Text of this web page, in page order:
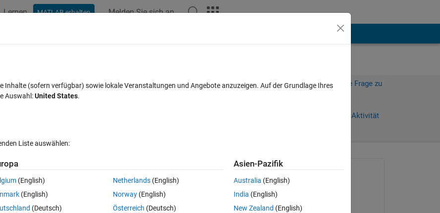
Lernen MATLAB erhalten Melden Sie sich an
files
Melden Sie sich an, um diese Frage zu
Anmelden, um Aktivität
Ältere Kommentare anzeigen
In MATLAB Online öffnen 0 Stimmen
multiple excel files and save this columns in one table
Mariana
am 10 Jan. 2020
Inhalte (sofern verfügbar) sowie lokale Veranstaltungen und Angebote anzuzeigen. Auf der Grundlage Ihres
Auswahl:United States.
Liste auswählen:
(English)
(English)
(Deutsch)
Netherlands(English)
Norway(English)
Österreich (Deutsch)
Asien-Pazifik
Australia (English)
India (English)
New Zealand (English)